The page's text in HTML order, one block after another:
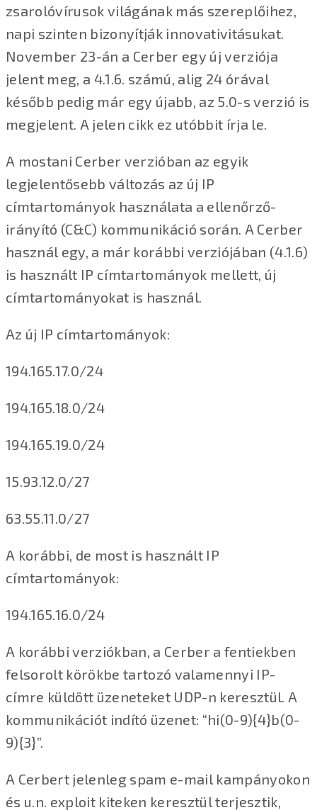
zsarolóvírusok világának más szereplőihez,
napi szinten bizonyítják innovativitásukat.
November 23-án a Cerber egy új verziója
jelent meg, a 4.1.6. számú, alig 24 órával
később pedig már egy újabb, az 5.0-s verzió is
megjelent. A jelen cikk ez utóbbit írja le.
A mostani Cerber verzióban az egyik
legjelentősebb változás az új IP
címtartományok használata a ellenőrző-
irányító (C&C) kommunikáció során. A Cerber
használ egy, a már korábbi verziójában (4.1.6)
is használt IP címtartományok mellett, új
címtartományokat is használ.
Az új IP címtartományok:
194.165.17.0/24
194.165.18.0/24
194.165.19.0/24
15.93.12.0/27
63.55.11.0/27
A korábbi, de most is használt IP
címtartományok:
194.165.16.0/24
A korábbi verziókban, a Cerber a fentiekben
felsorolt körökbe tartozó valamennyi IP-
címre küldött üzeneteket UDP-n keresztül. A
kommunikációt indító üzenet: “hi(0-9){4}b(0-
9){3}”.
A Cerbert jelenleg spam e-mail kampányokon
és u.n. exploit kiteken keresztül terjesztik,